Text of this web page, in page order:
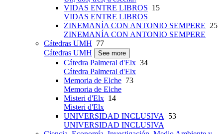
VIDAS ENTRE LIBROS 15
VIDAS ENTRE LIBROS
ZINEMANÍA CON ANTONIO SEMPERE 25
ZINEMANÍA CON ANTONIO SEMPERE
Cátedras UMH 77
Cátedras UMH
See more
Cátedra Palmeral d'Elx 34
Cátedra Palmeral d'Elx
Memoria de Elche 73
Memoria de Elche
Misteri d'Elx 14
Misteri d'Elx
UNIVERSIDAD INCLUSIVA
53
UNIVERSIDAD INCLUSIVA